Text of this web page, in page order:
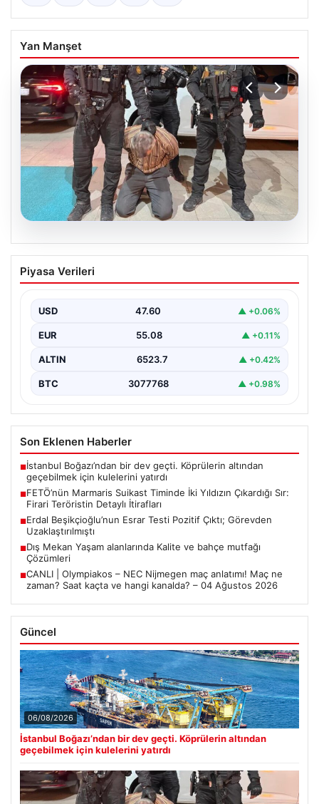
Yan Manşet
05.08.2026
FETÖ’nün Marmaris Suikast Timinde İki
Yıldızın Çıkardığı Sır: Firari Teröristin
15 Temmuz 2016 tarihinde gerçekleştirilen başarısız
girişimin…
Piyasa Verileri
USD 47.60 ▲ +0.06%
EUR 55.08 ▲ +0.11%
ALTIN 6523.7 ▲ +0.42%
BTC 3077768 ▲ +0.98%
Son Eklenen Haberler
■İstanbul Boğazı’ndan bir dev geçti. Köprülerin altından
geçebilmek için kulelerini yatırdı
■FETÖ’nün Marmaris Suikast Timinde İki Yıldızın Çıkardığı Sır:
Firari Teröristin Detaylı İtirafları
■Erdal Beşikçioğlu’nun Esrar Testi Pozitif Çıktı; Görevden
Uzaklaştırılmıştı
■Dış Mekan Yaşam alanlarında Kalite ve bahçe mutfağı
Çözümleri
■CANLI | Olympiakos – NEC Nijmegen maç anlatımı! Maç ne
zaman? Saat kaçta ve hangi kanalda? – 04 Ağustos 2026
Güncel
06/08/2026
İstanbul Boğazı’ndan bir dev geçti. Köprülerin altından
geçebilmek için kulelerini yatırdı